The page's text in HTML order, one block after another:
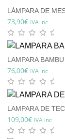
LÁMPARA DE
73,90€ IVA inc
LAMPARA
76,00€ IVA inc
LAMPARA DE
109,00€ IVA inc